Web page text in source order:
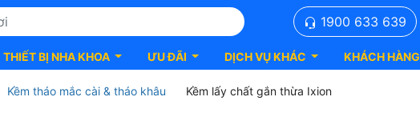
1900 633 639
THIẾT BỊ NHA KHOA ƯU ĐÃI DỊCH VỤ KHÁC KHÁCH HÀNG
Kềm tháo mắc cài & tháo khâu Kềm lấy chất gắn thừa Ixion